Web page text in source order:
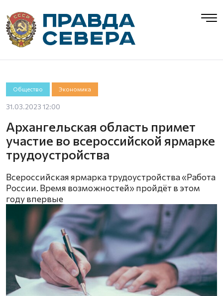
Общество Экономика
31.03.2023 12:00
Архангельская область примет
участие во всероссийской ярмарке
трудоустройства
Всероссийская ярмарка трудоустройства «Работа
России. Время возможностей» пройдёт в этом
году впервые